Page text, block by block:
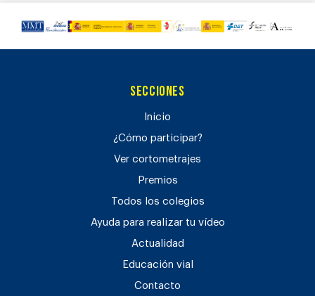
Secciones
Inicio
¿Cómo participar?
Ver cortometrajes
Premios
Todos los colegios
Ayuda para realizar tu vídeo
Actualidad
Educación vial
Contacto